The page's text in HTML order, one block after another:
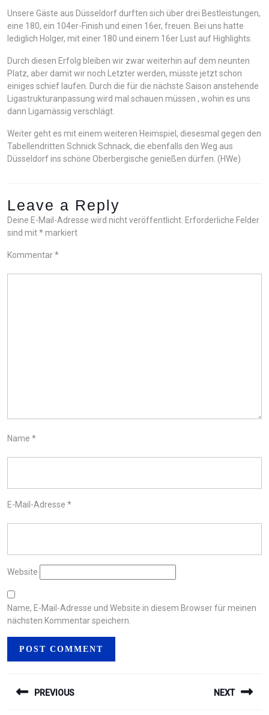
Unsere Gäste aus Düsseldorf durften sich über drei Bestleistungen,
eine 180, ein 104er-Finish und einen 16er, freuen. Bei uns hatte
lediglich Holger, mit einer 180 und einem 16er Lust auf Highlights.
Durch diesen Erfolg bleiben wir zwar weiterhin auf dem neunten
Platz, aber damit wir noch Letzter werden, müsste jetzt schon
einiges schief laufen. Durch die für die nächste Saison anstehende
Ligastrukturanpassung wird mal schauen müssen , wohin es uns
dann Ligamässig verschlägt.
Weiter geht es mit einem weiteren Heimspiel, diesesmal gegen den
Tabellendritten Schnick Schnack, die ebenfalls den Weg aus
Düsseldorf ins schöne Oberbergische genießen dürfen. (HWe)
Leave a Reply
Deine E-Mail-Adresse wird nicht veröffentlicht. Erforderliche Felder
sind mit*markiert
Kommentar*
Name *
E-Mail-Adresse *
Website
Name, E-Mail-Adresse und Website in diesem Browser für meinen
nächsten Kommentar speichern.
PREVIOUS NEXT